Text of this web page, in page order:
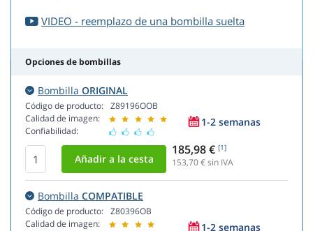
VIDEO - reemplazo de una bombilla suelta
Opciones de bombillas
Bombilla ORIGINAL
Código de producto:
Calidad de imagen:
Confiabilidad:
Z89196OOB
1-2 semanas
185,98 € [1]
153,70€ sin IVA
Bombilla COMPATIBLE
Código de producto:
Calidad de imagen:
Z80396OB
1-2 semanas